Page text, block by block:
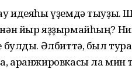
идеяһы үҙемдә тыуҙы.
йыр яҙҙырмайһың?
булды. Әлбиттә, был
аранжировкасы ла мин